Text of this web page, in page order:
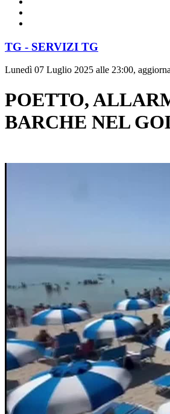
TG - SERVIZI TG
Lunedì 07 Luglio 2025 alle 23:00,
POETTO,
BARCHE NEL